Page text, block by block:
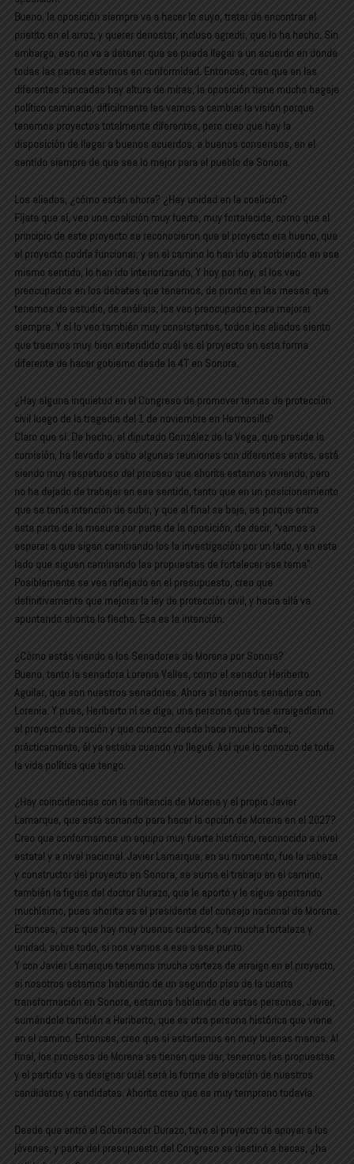
Bueno, la oposición siempre va a hacer lo suyo, tratar de encontrar el
prietito en el arroz, y querer denostar, incluso agredir, que lo ha hecho. Sin
embargo, eso no va a detener que se pueda llegar a un acuerdo en donde
todas las partes estemos en conformidad. Entonces, creo que en las
diferentes bancadas hay altura de miras, la oposición tiene mucho bagaje
político caminado, difícilmente les vamos a cambiar la visión porque
tenemos proyectos totalmente diferentes, pero creo que hay la
disposición de llegar a buenos acuerdos, a buenos consensos, en el
sentido siempre de que sea lo mejor para el pueblo de Sonora.
Los aliados, ¿cómo están ahora? ¿Hay unidad en la coalición?
Fíjate que sí, veo una coalición muy fuerte, muy fortalecida, como que al
principio de este proyecto se reconocieron que el proyecto era bueno, que
el proyecto podría funcionar, y en el camino lo han ido absorbiendo en ese
mismo sentido, lo han ido interiorizando, Y hoy por hoy, sí los veo
preocupados en los debates que tenemos, de pronto en las mesas que
tenemos de estudio, de análisis, los veo preocupados para mejorar
siempre. Y sí lo veo también muy consistentes, todos los aliados siento
que traemos muy bien entendido cuál es el proyecto en esta forma
diferente de hacer gobierno desde la 4T en Sonora.
¿Hay alguna inquietud en el Congreso de promover temas de protección
civil luego de la tragedia del 1 de noviembre en Hermosillo?
Claro que sí. De hecho, el diputado González de la Vega, que preside la
comisión, ha llevado a cabo algunas reuniones con diferentes entes, está
siendo muy respetuoso del proceso que ahorita estamos viviendo, pero
no ha dejado de trabajar en ese sentido, tanto que en un posicionamiento
que se tenía intención de subir, y que al final se baja, es porque entra
esta parte de la mesura por parte de la oposición, de decir, “vamos a
esperar a que sigan caminando los la investigación por un lado, y en este
lado que siguen caminando las propuestas de fortalecer ese tema”.
Posiblemente se vea reflejado en el presupuesto, creo que
definitivamente que mejorar la ley de protección civil, y hacia allá va
apuntando ahorita la flecha. Esa es la intención.
¿Cómo estás viendo a los Senadores de Morena por Sonora?
Bueno, tanto la senadora Lorenia Valles, como el senador Heriberto
Aguilar, que son nuestros senadores. Ahora sí tenemos senadora con
Lorenia. Y pues, Heriberto ni se diga, una persona que trae arraigadísimo
el proyecto de nación y que conozco desde hace muchos años,
prácticamente, él ya estaba cuando yo llegué. Así que lo conozco de toda
la vida política que tengo.
¿Hay coincidencias con la militancia de Morena y el propio Javier
Lamarque, que está sonando para hacer la opción de Morena en el 2027?
Creo que conformamos un equipo muy fuerte histórico, reconocido a nivel
estatal y a nivel nacional. Javier Lamarque, en su momento, fue la cabeza
y constructor del proyecto en Sonora, se suma el trabajo en el camino,
también la figura del doctor Durazo, que le aportó y le sigue aportando
muchísimo, pues ahorita es el presidente del consejo nacional de Morena.
Entonces, creo que hay muy buenos cuadros, hay mucha fortaleza y
unidad, sobre todo, si nos vamos a ese a ese punto.
Y con Javier Lamarque tenemos mucha certeza de arraigo en el proyecto,
si nosotros estamos hablando de un segundo piso de la cuarta
transformación en Sonora, estamos hablando de estas personas, Javier,
sumándole también a Heriberto, que es otra persona histórica que viene
en el camino. Entonces, creo que sí estaríamos en muy buenas manos. Al
final, los procesos de Morena se tienen que dar, tenemos las propuestas
y el partido va a designar cuál será la forma de elección de nuestros
candidatos y candidatas. Ahorita creo que es muy temprano todavía.
Desde que entró el Gobernador Durazo, tuvo el proyecto de apoyar a los
jóvenes, y parte del presupuesto del Congreso se destinó a becas, ¿ha